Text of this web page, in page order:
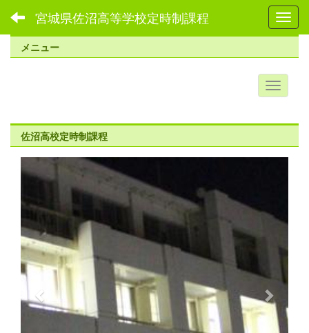
宮城県佐沼高等学校定時制課程
メニュー
佐沼高校定時制課程
r
e
v
i
o
s